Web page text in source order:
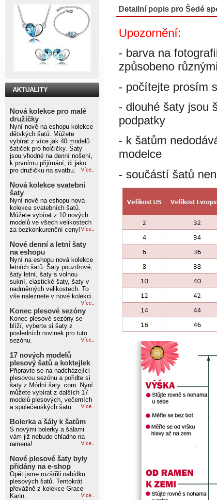
AKTUALITY
Nová kolekce pro malé
družičky
Nyní nově na eshopu kolekce
dětských šatů. Můžete
vybírat z více jak 40 modelů
šatiček pro holčičky. Šaty
jsou vhodné na denní nošení,
k prvnímu přijímání, či jako
pro družičku na svatbu.
Více..
Nová kolekce svatební
šaty
Nyní nově na eshopu nová
kolekce svatebních šatů.
Můžete vybírat z 10 nových
modelů ve všech velikostech
za bezkonkurenční ceny!Více..
Nové denní a letní šaty
na eshopu
Nyní na eshopu nová kolekce
letních šatů. Šaty pouzdrové,
šaty letní, šaty s volnou
sukní, elastické šaty, šaty v
nadměrných velikostech. To
vše naleznete v nové kolekci.
Více..
Konec plesové sezóny
Konec plesové sezóny se
blíží, vyberte si šaty z
posledních novinek pro tuto
sezónu.
Více..
17 nových modelů
plesový šatů a koktejlek
Připravte se na nadcházející
plesovou sezónu a pořidte si
šaty z Módní šaty. com. Nyní
můžete vybírat z dalších 17
modelů plesových, večerních
a společenských šatů
Více..
Bolerka a šály k šatům
S novými bolerky a šálami
vám již nebude chladno na
ramena!
Více..
Nové plesové šaty byly
přidány na e-shop
Opět jsme rozšířili nabídku
plesových šatů. Tentokrát
převážně z kolekce Grace
Karin.
Více..
Detailní popis pro Šedé
Upozornění:
- barva na
způsobeno
- počítejte prosím
- dlouhé šaty jsou
podpatky
- k šatům
modelce
- součástí šatů